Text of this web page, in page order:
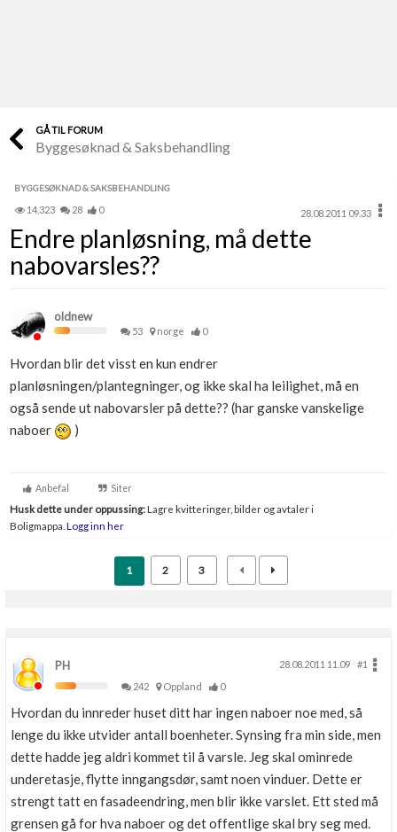
Finn håndverkere
Papirer som mangler
Skaff dokumentasjon som mangler
Se din bolig? Klikk her
Boligmappa+
Få mer ut av Boligmappa
GÅ TIL FORUM
Byggesøknad & Saksbehandling
BYGGESØKNAD & SAKSBEHANDLING
14,323 28 0 28.08.2011 09.33
Endre planløsning, må dette
nabovarsles??
oldnew
53 norge 0
Hvordan blir det visst en kun endrer
planløsningen/plantegninger, og ikke skal ha leilighet, må en
også sende ut nabovarsler på dette?? (har ganske vanskelige
naboer
)
Anbefal Siter
Husk dette under oppussing:Lagre kvitteringer, bilder og avtaler i
Boligmappa. Logg inn her
1 2 3
PH 28.08.2011 11.09
#1
242
Oppland 0
Hvordan du innreder huset ditt har ingen naboer noe med, så
lenge du ikke utvider antall boenheter. Synsing fra min side, men
dette hadde jeg aldri kommet til å varsle. Jeg skal ominrede
underetasje, flytte inngangsdør, samt noen vinduer. Dette er
strengt tatt en fasadeendring, men blir ikke varslet. Ett sted må
grensen gå for hva naboer og det offentlige skal bry seg med.